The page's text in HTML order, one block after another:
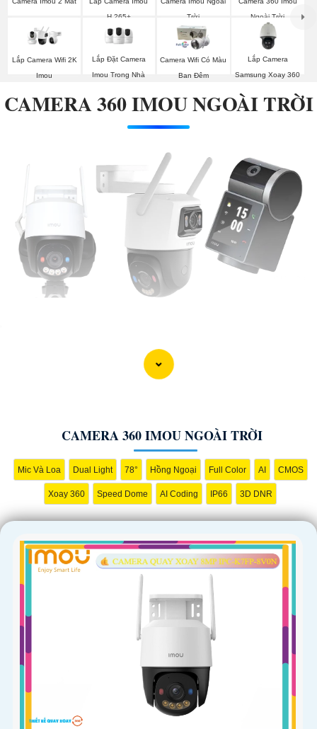
H.265+
Trời
Ngoài Trời
Lắp Camera Wifi 2K
Imou
Lắp Đặt Camera
Imou Trong Nhà
Camera Wifi Có Màu
Ban Đêm
Lắp Camera
Samsung Xoay 360
CAMERA 360 IMOU NGOÀI TRỜI
CAMERA 360 IMOU NGOÀI TRỜI
Mic Và Loa Dual Light 78° Hồng Ngoại Full Color AI CMOS
Xoay 360 Speed Dome AI Coding IP66 3D DNR